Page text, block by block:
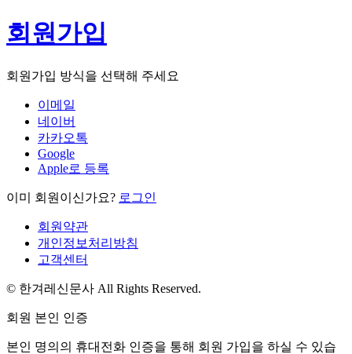
회원가입
회원가입 방식을 선택해 주세요
이메일
네이버
카카오톡
Google
Apple로 등록
이미 회원이신가요? 로그인
회원약관
개인정보처리방침
고객센터
© 한겨레신문사 All Rights Reserved.
회원 본인 인증
본인 명의의 휴대전화 인증을 통해 회원 가입을 하실 수 있습